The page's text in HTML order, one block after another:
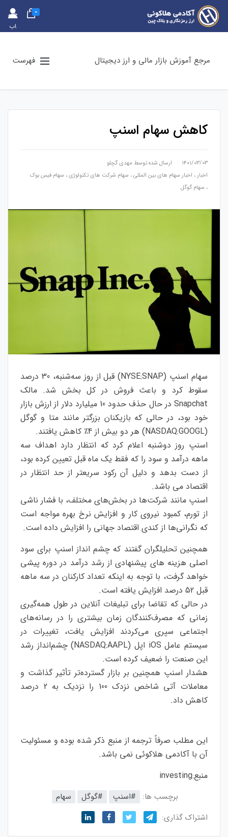
حس
اب
0
مرجع آموزش بازار مالی و ارز دیجیتال فهرست
کاهش سهام اسنپ
۱۴۰۱/۰۳/۰۳ ارسال شده توسط مهدی گچلو
اخبار ، اخبار سهام های بین المللی، سهام شرکت های تکنولوژی، سهام فیس بوک
، سهام گوگل
سهام اسنپ (NYSE:SNAP) قبل از روز سه‌شنبه، 30 درصد
سقوط کرد و باعث فروش در کل بخش شد. مالک
Snapchat در حال حذف حدود 10 میلیارد دلار از ارزش بازار
خود بود، در حالی که بازیکنان بزرگتر مانند متا و گوگل
(NASDAQ:GOOGL) هر دو بیش از 4٪ کاهش یافتند.
اسنپ روز دوشنبه اعلام کرد که انتظار دارد اهداف سه
ماهه درآمد و سود را که فقط یک ماه قبل تعیین کرده بود،
از دست بدهد و دلیل آن رکود سریعتر از حد انتظار در
اقتصاد می باشد.
اسنپ مانند شرکت‌ها در بخش‌های مختلف، با فشار ناشی
از تورم، کمبود نیروی کار و افزایش نرخ بهره مواجه است
که نگرانی‌ها از کندی اقتصاد جهانی را افزایش داده است.
همچنین تحلیلگران گفتند که چشم انداز اسنپ برای سود
اصلی هزینه های پیشنهادی از رشد درآمد در دوره پیشی
خواهد گرفت، با توجه به اینکه تعداد کارکنان در سه ماهه
قبل 52 درصد افزایش یافته است.
در حالی که تقاضا برای تبلیغات آنلاین در طول همه‌گیری
زمانی که مصرف‌کنندگان زمان بیشتری را در رسانه‌های
اجتماعی سپری می‌کردند افزایش یافت، تغییرات در
سیستم عامل iOS اپل (NASDAQ:AAPL) چشم‌انداز رشد
این صنعت را ضعیف کرده است.
هشدار اسنپ همچنین بر بازار گسترده‌تر تأثیر گذاشت و
معاملات آتی شاخص نزدک 100 را نزدیک به 2 درصد
کاهش داد.
این مطلب صرفاً ترجمه از منبع ذکر شده بوده و مسئولیت
آن با آکادمی هلاکوئی نمی باشد.
منبع:investing
برچسب ها: #اسنپ #گوگل
سهام
اشتراک گذاری: